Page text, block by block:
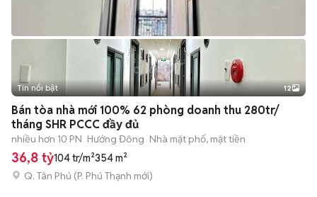
+2
Tin nổi bật 12
Bán tòa nhà mới 100% 62 phòng doanh thu 280tr/
tháng SHR PCCC đầy đủ
nhiều hơn 10 PN Hướng Đông Nhà mặt phố, mặt tiền
36,8 tỷ104 tr/m²354 m²
Q. Tân Phú (P. Phú Thạnh mới)